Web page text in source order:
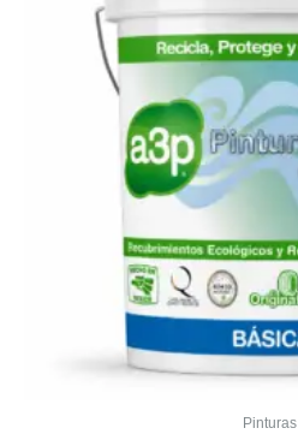
Pinturas